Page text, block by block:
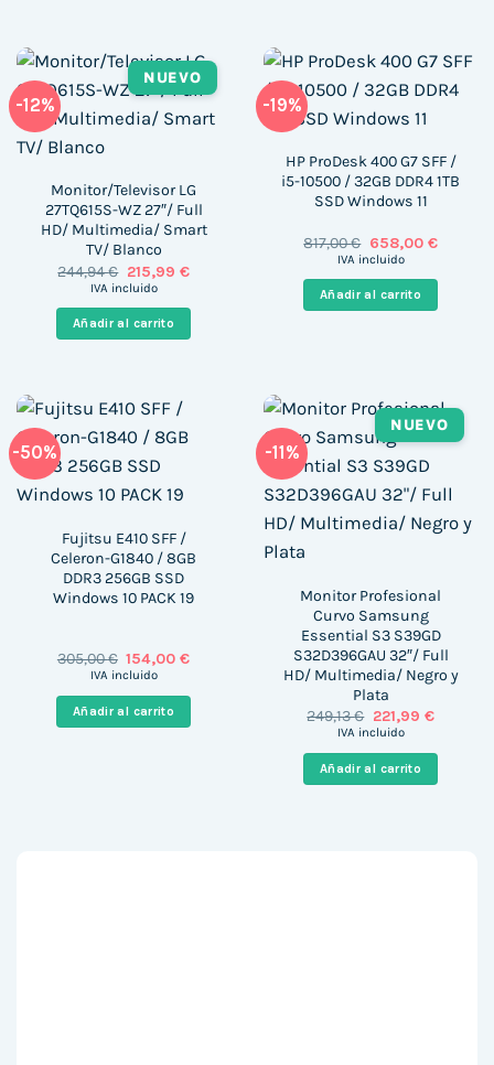
-12%
NUEVO
Monitor/Televisor LG
27TQ615S-WZ 27″/ Full
HD/ Multimedia/ Smart
TV/ Blanco
244,94€ El
precio
era:
244,94 €.
215,99 €El
es:
215,99 €.
IVA incluido
Añadir al carrito
-19%
HP ProDesk 400 G7 SFF /
i5-10500 / 32GB DDR4 1TB
SSD Windows 11
817,00€ El
precio
era:
817,00 €.
658,00 €El
es:
658,00
IVA incluido
Añadir al carrito
-50%
Fujitsu E410 SFF /
Celeron-G1840 / 8GB
DDR3 256GB SSD
Windows 10 PACK 19
305,00€ El
precio
era:
305,00 €.
154,00€El
es:
154,00 €.
IVA incluido
Añadir al carrito
-11%
NUEVO
Monitor Profesional
Curvo Samsung
Essential S3 S39GD
S32D396GAU 32″/ Full
HD/ Multimedia/ Negro y
Plata
249,13€ El
precio
era:
249,13 €.
221,99 €El
es:
221,99 €.
IVA incluido
Añadir al carrito